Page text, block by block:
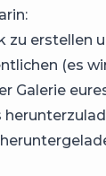
zu erstellen
(es
Galerie